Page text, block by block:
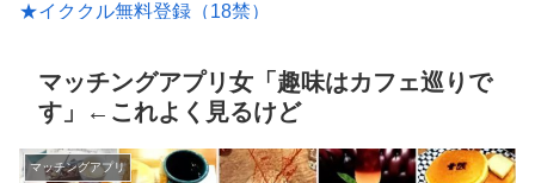
★イククル無料登録（18禁）
付中】←←
マッチングアプリ女「趣味はカフェ巡りで
す」←これよく見るけど
マッチングアプリ